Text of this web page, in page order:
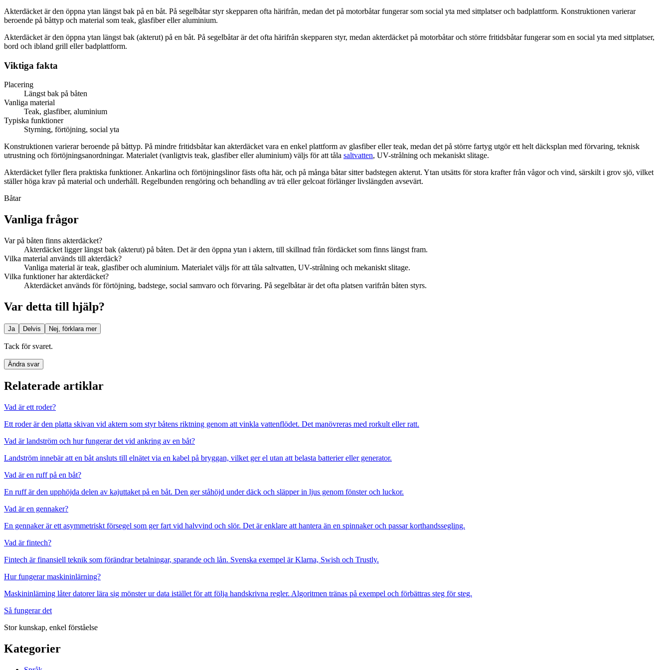
Kort svar
Akterdäcket är den öppna ytan längst bak på en båt. På segelbåtar styr skepparen ofta härifrån, medan det på motorbåtar fungerar som social yta med sittplatser och badplattform. Konstruktionen varierar
beroende på båttyp och material som teak, glasfiber eller aluminium.
Akterdäcket är den öppna ytan längst bak (akterut) på en båt. På segelbåtar är det ofta härifrån skepparen styr, medan akterdäcket på motorbåtar och större fritidsbåtar fungerar som en social yta med sittplatser,
bord och ibland grill eller badplattform.
Viktiga fakta
Placering
Längst bak på båten
Vanliga material
Teak, glasfiber, aluminium
Typiska funktioner
Styrning, förtöjning, social yta
Konstruktionen varierar beroende på båttyp. På mindre fritidsbåtar kan akterdäcket vara en enkel plattform av glasfiber eller teak, medan det på större fartyg utgör ett helt däcksplan med förvaring, teknisk
utrustning och förtöjningsanordningar. Materialet (vanligtvis teak, glasfiber eller aluminium) väljs för att tåla saltvatten, UV-strålning och mekaniskt slitage.
Akterdäcket fyller flera praktiska funktioner. Ankarlina och förtöjningslinor fästs ofta här, och på många båtar sitter badstegen akterut. Ytan utsätts för stora krafter från vågor och vind, särskilt i grov sjö, vilket
ställer höga krav på material och underhåll. Regelbunden rengöring och behandling av trä eller gelcoat förlänger livslängden avsevärt.
Båtar
Vanliga frågor
Var på båten finns akterdäcket?
Akterdäcket ligger längst bak (akterut) på båten. Det är den öppna ytan i aktern, till skillnad från fördäcket som finns längst fram.
Vilka material används till akterdäck?
Vanliga material är teak, glasfiber och aluminium. Materialet väljs för att tåla saltvatten, UV-strålning och mekaniskt slitage.
Vilka funktioner har akterdäcket?
Akterdäcket används för förtöjning, badstege, social samvaro och förvaring. På segelbåtar är det ofta platsen varifrån båten styrs.
Var detta till hjälp?
Ja Delvis Nej, förklara mer
Tack för svaret.
Ändra svar
Relaterade artiklar
Vad är ett roder?
Ett roder är den platta skivan vid aktern som styr båtens riktning genom att vinkla vattenflödet. Det manövreras med rorkult eller ratt.
Vad är landström och hur fungerar det vid ankring av en båt?
Landström innebär att en båt ansluts till elnätet via en kabel på bryggan, vilket ger el utan att belasta batterier eller generator.
Vad är en ruff på en båt?
En ruff är den upphöjda delen av kajuttaket på en båt. Den ger ståhöjd under däck och släpper in ljus genom fönster och luckor.
Vad är en gennaker?
En gennaker är ett asymmetriskt försegel som ger fart vid halvvind och slör. Det är enklare att hantera än en spinnaker och passar korthandssegling.
Vad är fintech?
Fintech är finansiell teknik som förändrar betalningar, sparande och lån. Svenska exempel är Klarna, Swish och Trustly.
Hur fungerar maskininlärning?
Maskininlärning låter datorer lära sig mönster ur data istället för att följa handskrivna regler. Algoritmen tränas på exempel och förbättras steg för steg.
Så fungerar det
Stor kunskap, enkel förståelse
Kategorier